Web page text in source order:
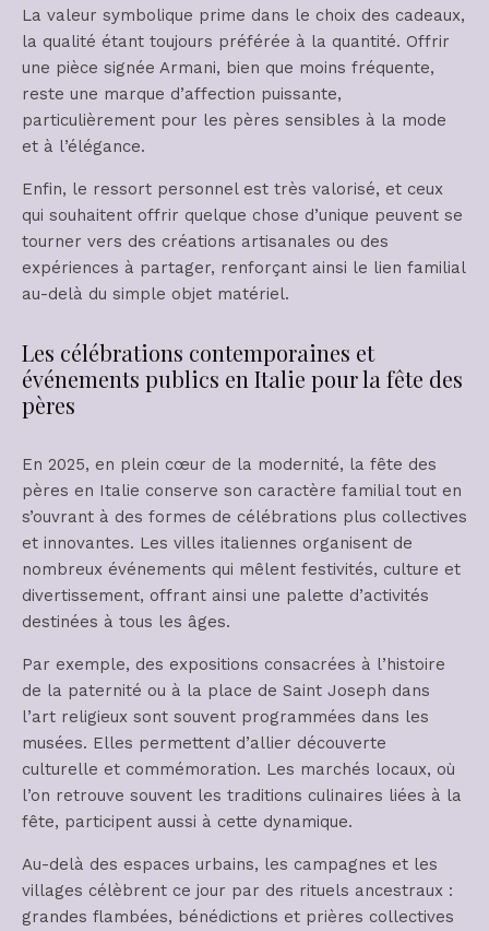
La valeur symbolique prime dans le choix des cadeaux,
la qualité étant toujours préférée à la quantité. Offrir
une pièce signée Armani, bien que moins fréquente,
reste une marque d’affection puissante,
particulièrement pour les pères sensibles à la mode
et à l’élégance.
Enfin, le ressort personnel est très valorisé, et ceux
qui souhaitent offrir quelque chose d’unique peuvent se
tourner vers des créations artisanales ou des
expériences à partager, renforçant ainsi le lien familial
au-delà du simple objet matériel.
Les célébrations contemporaines et
événements publics en Italie pour la fête des
pères
En 2025, en plein cœur de la modernité, la fête des
pères en Italie conserve son caractère familial tout en
s’ouvrant à des formes de célébrations plus collectives
et innovantes. Les villes italiennes organisent de
nombreux événements qui mêlent festivités, culture et
divertissement, offrant ainsi une palette d’activités
destinées à tous les âges.
Par exemple, des expositions consacrées à l’histoire
de la paternité ou à la place de Saint Joseph dans
l’art religieux sont souvent programmées dans les
musées. Elles permettent d’allier découverte
culturelle et commémoration. Les marchés locaux, où
l’on retrouve souvent les traditions culinaires liées à la
fête, participent aussi à cette dynamique.
Au-delà des espaces urbains, les campagnes et les
villages célèbrent ce jour par des rituels ancestraux :
grandes flambées, bénédictions et prières collectives